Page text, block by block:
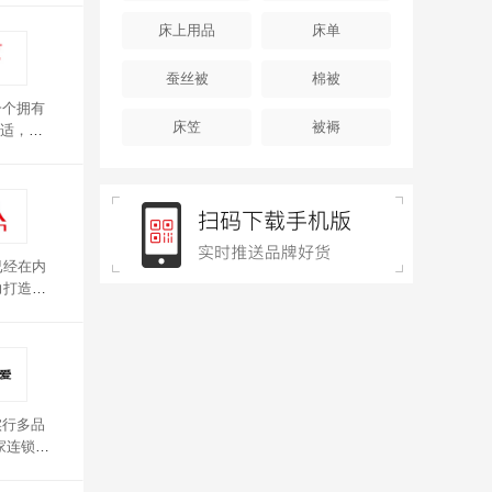
拥有
，保
在内
造让
多品
连锁旗
床上用品 床单
蚕丝被 棉被
床笠 被褥